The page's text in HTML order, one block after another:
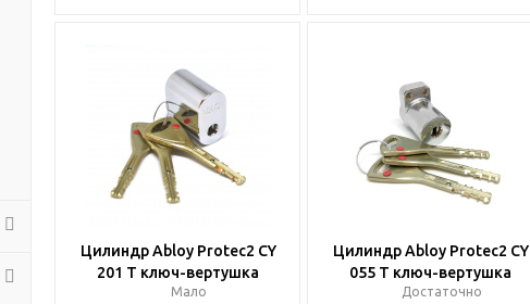
Цилиндр Abloy Protec2 CY
201 T ключ-вертушка
Мало
Цилиндр Abloy Protec2 CY
055 T ключ-вертушка
Достаточно